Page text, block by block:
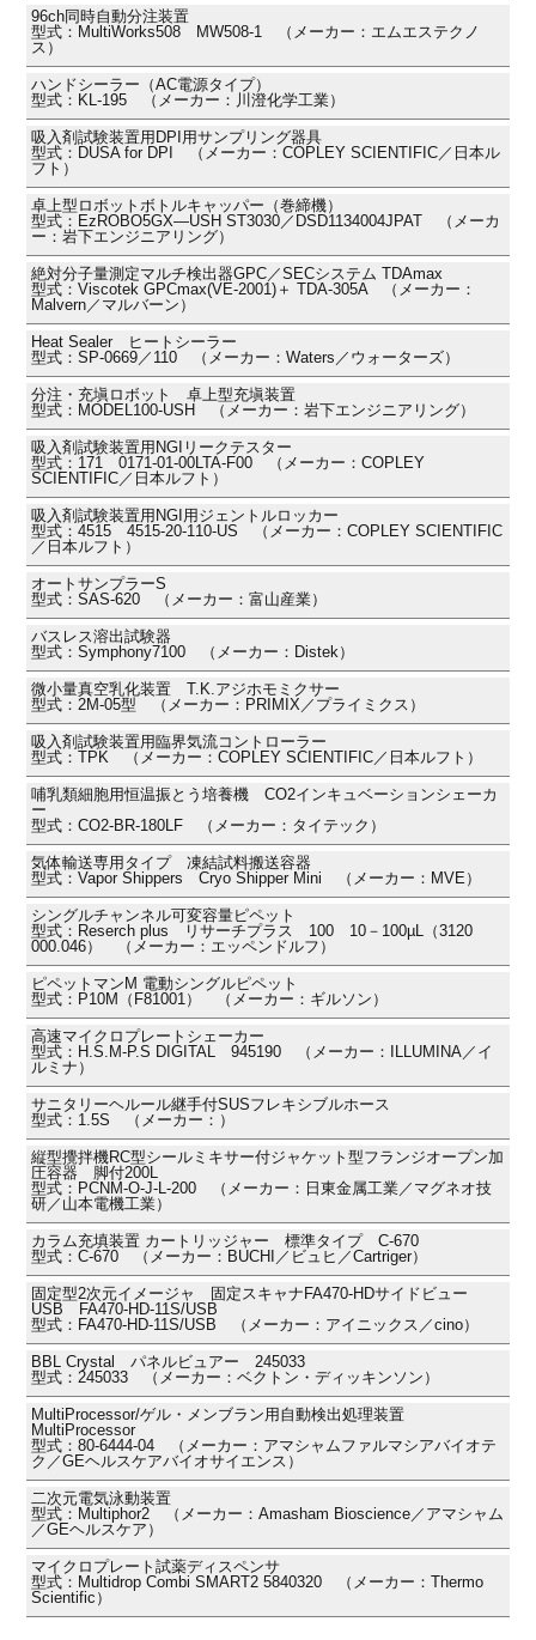
96ch同時自動分注装置
型式：MultiWorks508 MW508-1 （メーカー：エムエステクノ
ス）
ハンドシーラー（AC電源タイプ）
型式：KL-195 （メーカー：川澄化学工業）
吸入剤試験装置用DPI用サンプリング器具
型式：DUSA for DPI （メーカー：COPLEY SCIENTIFIC／日本ル
フト）
卓上型ロボットボトルキャッパー（巻締機）
型式：EzROBO5GX―USH ST3030／DSD1134004JPAT （メーカ
ー：岩下エンジニアリング）
絶対分子量測定マルチ検出器GPC／SECシステム TDAmax
型式：Viscotek GPCmax(VE-2001)＋ TDA-305A （メーカー：
Malvern／マルバーン）
Heat Sealer ヒートシーラー
型式：SP-0669／110 （メーカー：Waters／ウォーターズ）
分注・充塡ロボット 卓上型充塡装置
型式：MODEL100-USH （メーカー：岩下エンジニアリング）
吸入剤試験装置用NGIリークテスター
型式：171 0171-01-00LTA-F00 （メーカー：COPLEY
SCIENTIFIC／日本ルフト）
吸入剤試験装置用NGI用ジェントルロッカー
型式：4515 4515-20-110-US （メーカー：COPLEY SCIENTIFIC
／日本ルフト）
オートサンプラーS
型式：SAS-620 （メーカー：富山産業）
バスレス溶出試験器
型式：Symphony7100 （メーカー：Distek）
微小量真空乳化装置 T.K.アジホモミクサー
型式：2M-05型 （メーカー：PRIMIX／プライミクス）
吸入剤試験装置用臨界気流コントローラー
型式：TPK （メーカー：COPLEY SCIENTIFIC／日本ルフト）
哺乳類細胞用恒温振とう培養機 CO2インキュベーションシェーカ
ー
型式：CO2-BR-180LF （メーカー：タイテック）
気体輸送専用タイプ 凍結試料搬送容器
型式：Vapor Shippers Cryo Shipper Mini （メーカー：MVE）
シングルチャンネル可変容量ピペット
型式：Reserch plus リサーチプラス 100 10－100µL（3120
000.046） （メーカー：エッペンドルフ）
ピペットマンM 電動シングルピペット
型式：P10M（F81001） （メーカー：ギルソン）
高速マイクロプレートシェーカー
型式：H.S.M-P.S DIGITAL 945190 （メーカー：ILLUMINA／イ
ルミナ）
サニタリーヘルール継手付SUSフレキシブルホース
型式：1.5S （メーカー：）
縦型攪拌機RC型シールミキサー付ジャケット型フランジオープン加
圧容器 脚付200L
型式：PCNM-O-J-L-200 （メーカー：日東金属工業／マグネオ技
研／山本電機工業）
カラム充填装置 カートリッジャー 標準タイプ C-670
型式：C-670 （メーカー：BUCHI／ビュヒ／Cartriger）
固定型2次元イメージャ 固定スキャナFA470-HDサイドビュー
USB FA470-HD-11S/USB
型式：FA470-HD-11S/USB （メーカー：アイニックス／cino）
BBL Crystal パネルビュアー 245033
型式：245033 （メーカー：ベクトン・ディッキンソン）
MultiProcessor/ゲル・メンブラン用自動検出処理装置
MultiProcessor
型式：80-6444-04 （メーカー：アマシャムファルマシアバイオテ
ク／GEヘルスケアバイオサイエンス）
二次元電気泳動装置
型式：Multiphor2 （メーカー：Amasham Bioscience／アマシャム
／GEヘルスケア）
マイクロプレート試薬ディスペンサ
型式：Multidrop Combi SMART2 5840320 （メーカー：Thermo
Scientific）